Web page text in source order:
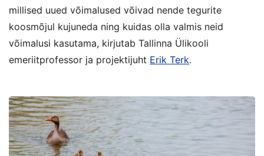
millised uued võimalused võivad nende tegurite
koosmõjul kujuneda ning kuidas olla valmis neid
võimalusi kasutama, kirjutab Tallinna Ülikooli
emeriitprofessor ja projektijuht Erik Terk.